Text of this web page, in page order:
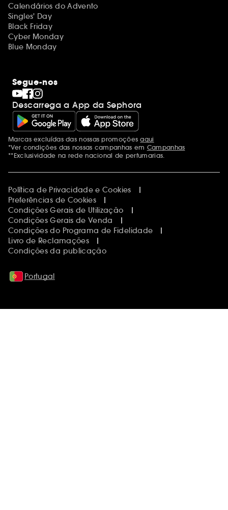
Calendários do Advento
Singles' Day
Black Friday
Cyber Monday
Blue Monday
Segue-nos
Descarrega a App da Sephora
Menções adicionais
Marcas excluídas das nossas promoçõesaqui
*Ver condições das nossas campanhas em Campanhas
**Exclusividade na rede nacional de perfumarias.
Política de Privacidade e Cookies
Preferências de Cookies
Condições Gerais de Utilização
Condições Gerais de Venda
Condições do Programa de Fidelidade
Livro de Reclamações
Condições da publicação
Portugal